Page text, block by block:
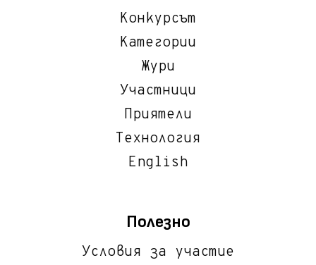
Конкурсът
Категории
Жури
Участници
Приятели
Технология
English
Полезно
Условия за участие